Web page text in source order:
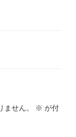
せん。 ※ が付